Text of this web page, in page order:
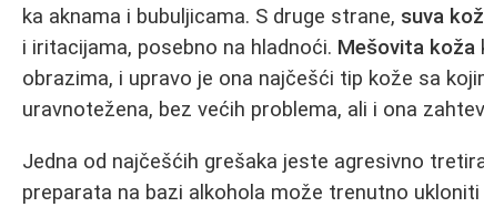
ka aknama i bubuljicama. S druge strane, suva
i iritacijama, posebno na hladnoći. Mešovita koža
obrazima, i upravo je ona najčešći tip kože sa
uravnotežena, bez većih problema, ali i ona
Jedna od najčešćih grešaka jeste agresivno
preparata na bazi alkohola može trenutno